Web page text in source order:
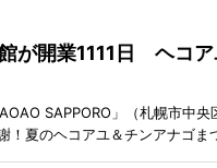
が開業1111日 ヘコ
SAPPORO」（札幌市中
！夏のヘコアユ＆チンアナゴま